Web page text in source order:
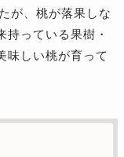
が、桃が落果しな
持っている果樹・
味しい桃が育って